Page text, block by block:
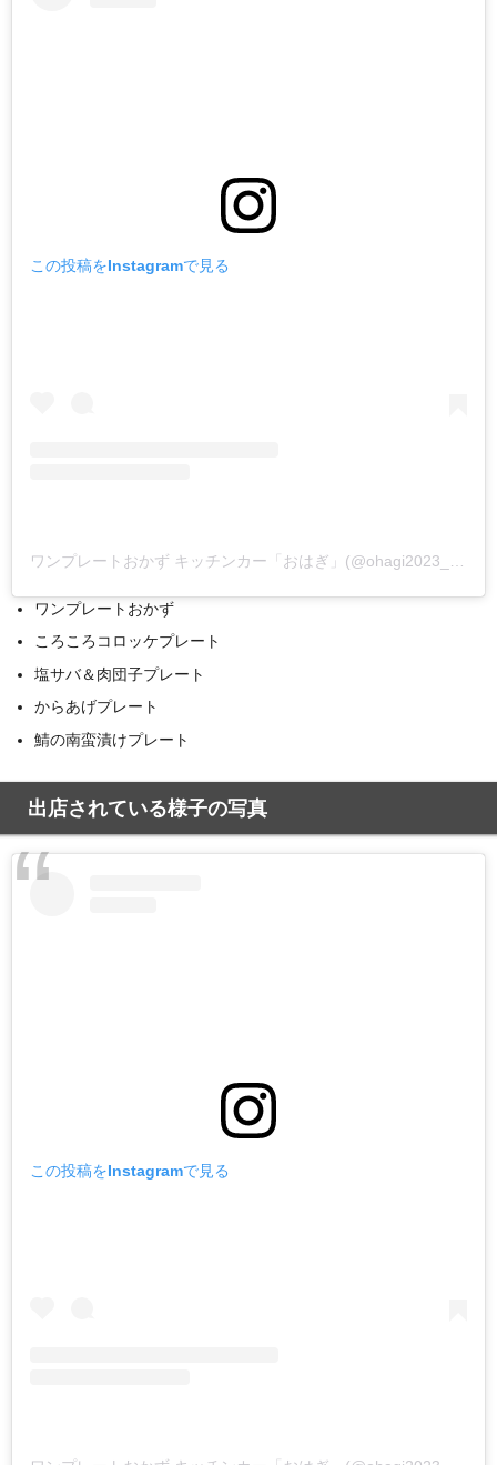
この投稿をInstagramで見る
ワンプレートおかず
ころころコロッケプレート
塩サバ＆肉団子プレート
からあげプレート
鯖の南蛮漬けプレート
出店されている様子の写真
この投稿をInstagramで見る